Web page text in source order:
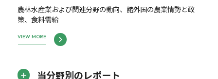
農林水産業および関連分野の動向、諸外国の農業情勢と政
策、食料需給
VIEW MORE
当分野別のレポート